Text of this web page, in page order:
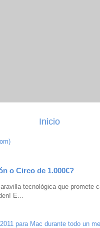
Inicio
o Circo de 1.000€?
tecnológica que promete
E...
para Mac durante todo un